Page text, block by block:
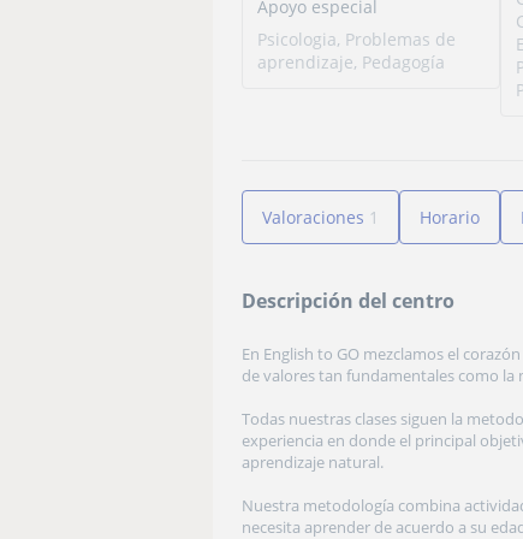
Apoyo especial
Psicologia, Problemas de
aprendizaje, Pedagogía
Valoraciones 1 Horario
Descripción del centro
En English to GO mezclamos el
de valores tan fundamentales como
Todas nuestras clases siguen la
experiencia en donde el principal
aprendizaje natural.
Nuestra metodología combina
necesita aprender de acuerdo a su